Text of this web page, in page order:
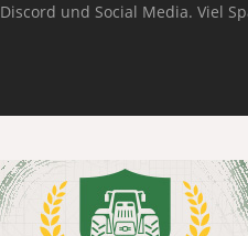
Discord und Social Media. Viel